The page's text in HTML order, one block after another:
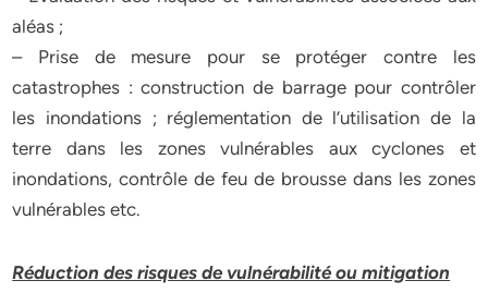
aléas ;
– Prise de mesure pour se protéger contre les
catastrophes : construction de barrage pour contrôler
les inondations ; réglementation de l’utilisation de la
terre dans les zones vulnérables aux cyclones et
inondations, contrôle de feu de brousse dans les zones
vulnérables etc.
Réduction des risques de vulnérabilité ou mitigation